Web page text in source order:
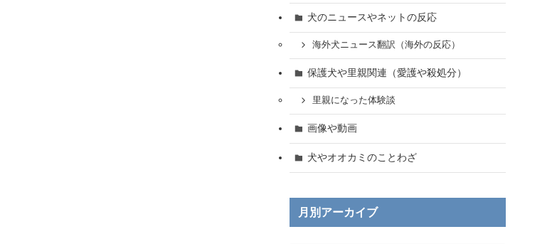
犬のニュースやネットの反応
海外犬ニュース翻訳（海外の反応）
保護犬や里親関連（愛護や殺処分）
里親になった体験談
画像や動画
犬やオオカミのことわざ
月別アーカイブ